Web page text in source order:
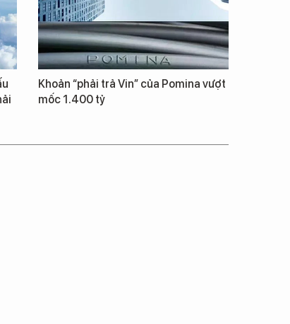
Khoản “phải trả Vin” của Pomina vượt
mốc 1.400 tỷ